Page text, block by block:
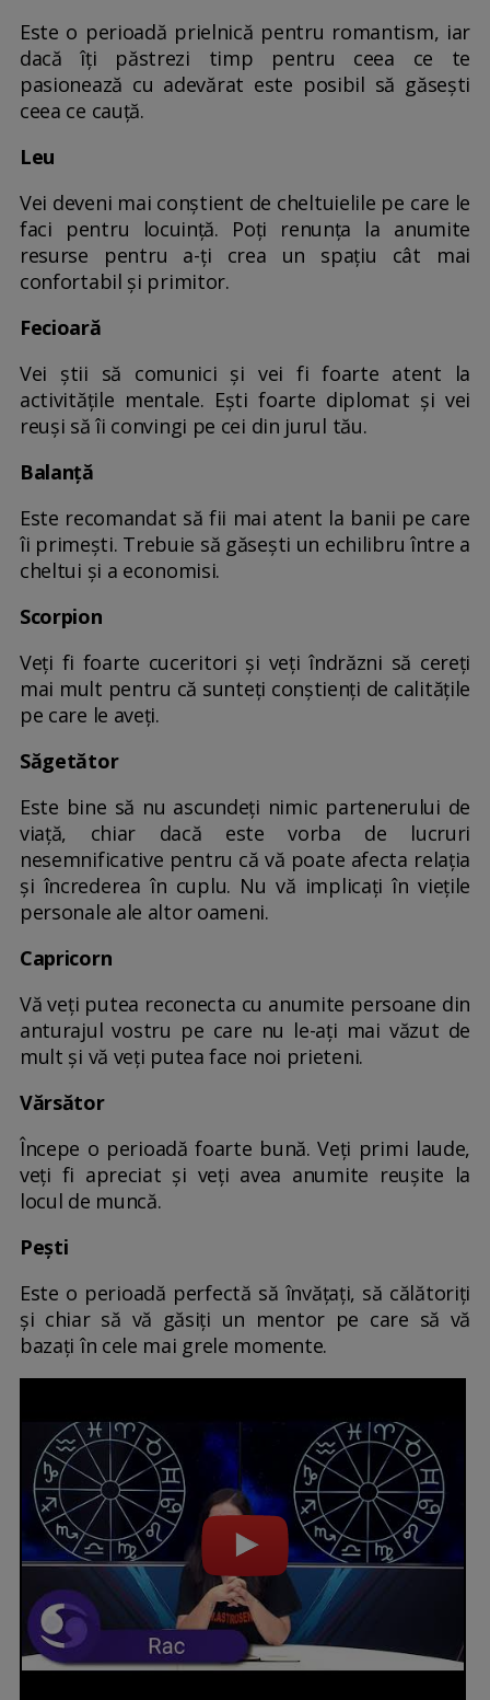
Este o perioadă prielnică pentru romantism, iar
dacă îți păstrezi timp pentru ceea ce te
pasionează cu adevărat este posibil să găsești
ceea ce cauță.
Leu
Vei deveni mai conștient de cheltuielile pe care le
faci pentru locuință. Poți renunța la anumite
resurse pentru a-ți crea un spațiu cât mai
confortabil și primitor.
Fecioară
Vei știi să comunici și vei fi foarte atent la
activitățile mentale. Ești foarte diplomat și vei
reuși să îi convingi pe cei din jurul tău.
Balanță
Este recomandat să fii mai atent la banii pe care
îi primești. Trebuie să găsești un echilibru între a
cheltui și a economisi.
Scorpion
Veți fi foarte cuceritori și veți îndrăzni să cereți
mai mult pentru că sunteți conștienți de calitățile
pe care le aveți.
Săgetător
Este bine să nu ascundeți nimic partenerului de
viață, chiar dacă este vorba de lucruri
nesemnificative pentru că vă poate afecta relația
și încrederea în cuplu. Nu vă implicați în viețile
personale ale altor oameni.
Capricorn
Vă veți putea reconecta cu anumite persoane din
anturajul vostru pe care nu le-ați mai văzut de
mult și vă veți putea face noi prieteni.
Vărsător
Începe o perioadă foarte bună. Veți primi laude,
veți fi apreciat și veți avea anumite reușite la
locul de muncă.
Pești
Este o perioadă perfectă să învățați, să călătoriți
și chiar să vă găsiți un mentor pe care să vă
bazați în cele mai grele momente.